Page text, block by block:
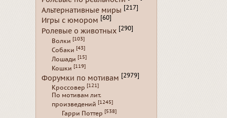
Альтернативные миры [217]
Игры с юмором [60]
Ролевые о животных [290]
Волки [103]
Собаки [43]
Лошади [15]
Кошки [119]
Форумки по мотивам [2979]
Кроссовер [121]
По мотивам лит.
произведений [1245]
Гарри Поттер [538]